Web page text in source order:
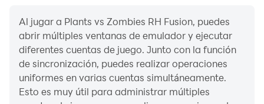
Al jugar a Plants vs Zombies RH Fusion, puedes
abrir múltiples ventanas de emulador y ejecutar
diferentes cuentas de juego. Junto con la función
de sincronización, puedes realizar operaciones
uniformes en varias cuentas simultáneamente.
Esto es muy útil para administrar múltiples